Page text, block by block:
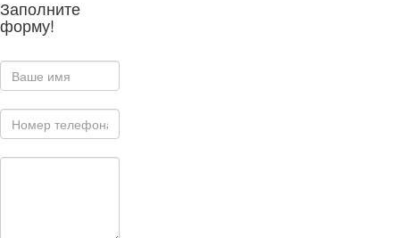
Заполните
форму!